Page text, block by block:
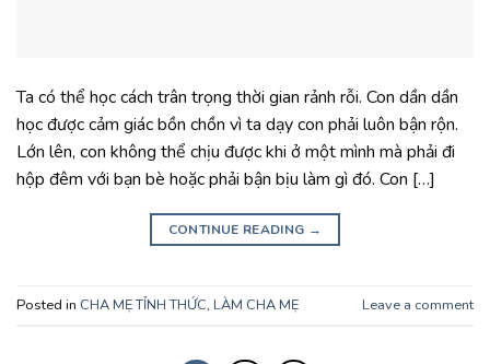
Ta có thể học cách trân trọng thời gian rảnh rỗi. Con dần dần
học được cảm giác bồn chồn vì ta dạy con phải luôn bận rộn.
Lớn lên, con không thể chịu được khi ở một mình mà phải đi
hộp đêm với bạn bè hoặc phải bận bịu làm gì đó. Con […]
CONTINUE READING →
Posted in CHA MẸ TỈNH THỨC, LÀM CHA MẸ Leave a comment